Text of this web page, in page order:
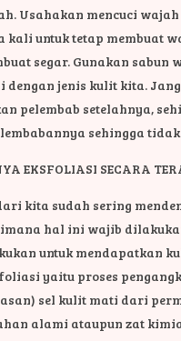
Usahakan mencuci
kali untuk tetap membuat
segar. Gunakan sabun
dengan jenis kulit kita.
pelembab setelahnya,
sehingga
EKSFOLIASI SECARA
kita sudah sering
hal ini wajib
untuk mendapatkan
yaitu proses
sel kulit mati dari
alami ataupun zat